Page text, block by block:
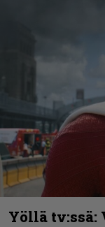
Yöllä tv:ssä: